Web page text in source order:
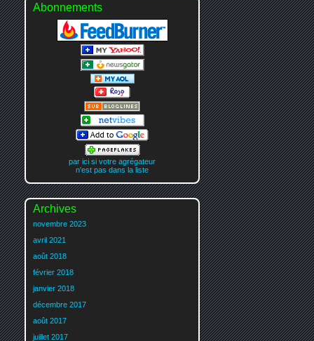
Abonnements
par ici si votre agrégateur
n'est pas dans la liste
Archives
novembre 2023
avril 2021
août 2018
février 2018
janvier 2018
décembre 2017
août 2017
juillet 2017